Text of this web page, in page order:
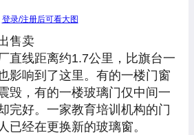
登录/注册后可看大图
售卖
直线距离约1.7公里，比旗台一
影响到了这里。有的一楼门窗
毁，有的一楼玻璃门仅中间一
完好。一家教育培训机构的门
已经在更换新的玻璃窗。